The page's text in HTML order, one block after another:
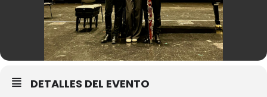
DETALLES DEL EVENTO